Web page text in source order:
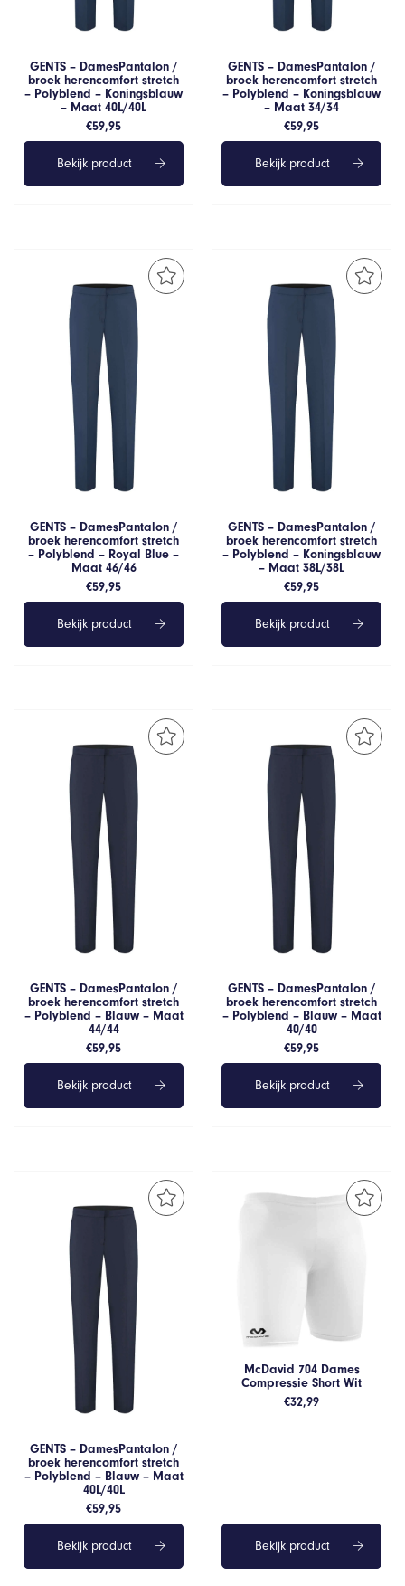
GENTS – DamesPantalon /
broek herencomfort stretch
– Polyblend – Koningsblauw
– Maat 40L/40L
€59,95
Bekijk product
GENTS – DamesPantalon /
broek herencomfort stretch
– Polyblend – Koningsblauw
– Maat 34/34
€59,95
Bekijk product
GENTS – DamesPantalon /
broek herencomfort stretch
– Polyblend – Royal Blue –
Maat 46/46
€59,95
Bekijk product
GENTS – DamesPantalon /
broek herencomfort stretch
– Polyblend – Koningsblauw
– Maat 38L/38L
€59,95
Bekijk product
GENTS – DamesPantalon /
broek herencomfort stretch
– Polyblend – Blauw – Maat
44/44
€59,95
Bekijk product
GENTS – DamesPantalon /
broek herencomfort stretch
– Polyblend – Blauw – Maat
40/40
€59,95
Bekijk product
GENTS – DamesPantalon /
broek herencomfort stretch
– Polyblend – Blauw – Maat
40L/40L
€59,95
Bekijk product
McDavid 704 Dames
Compressie Short Wit
€32,99
Bekijk product